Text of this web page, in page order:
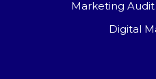
Marketing
Digital